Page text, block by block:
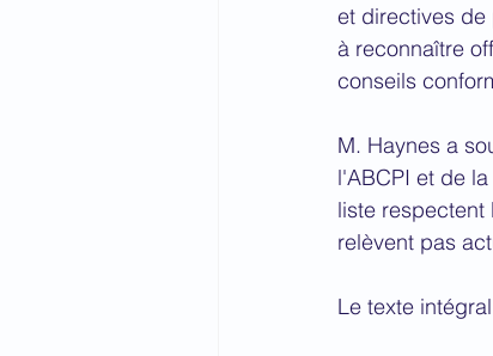
et directives de
à reconnaître
conseils
M. Haynes a
l'ABCPI et de
liste
relèvent pas
Le texte